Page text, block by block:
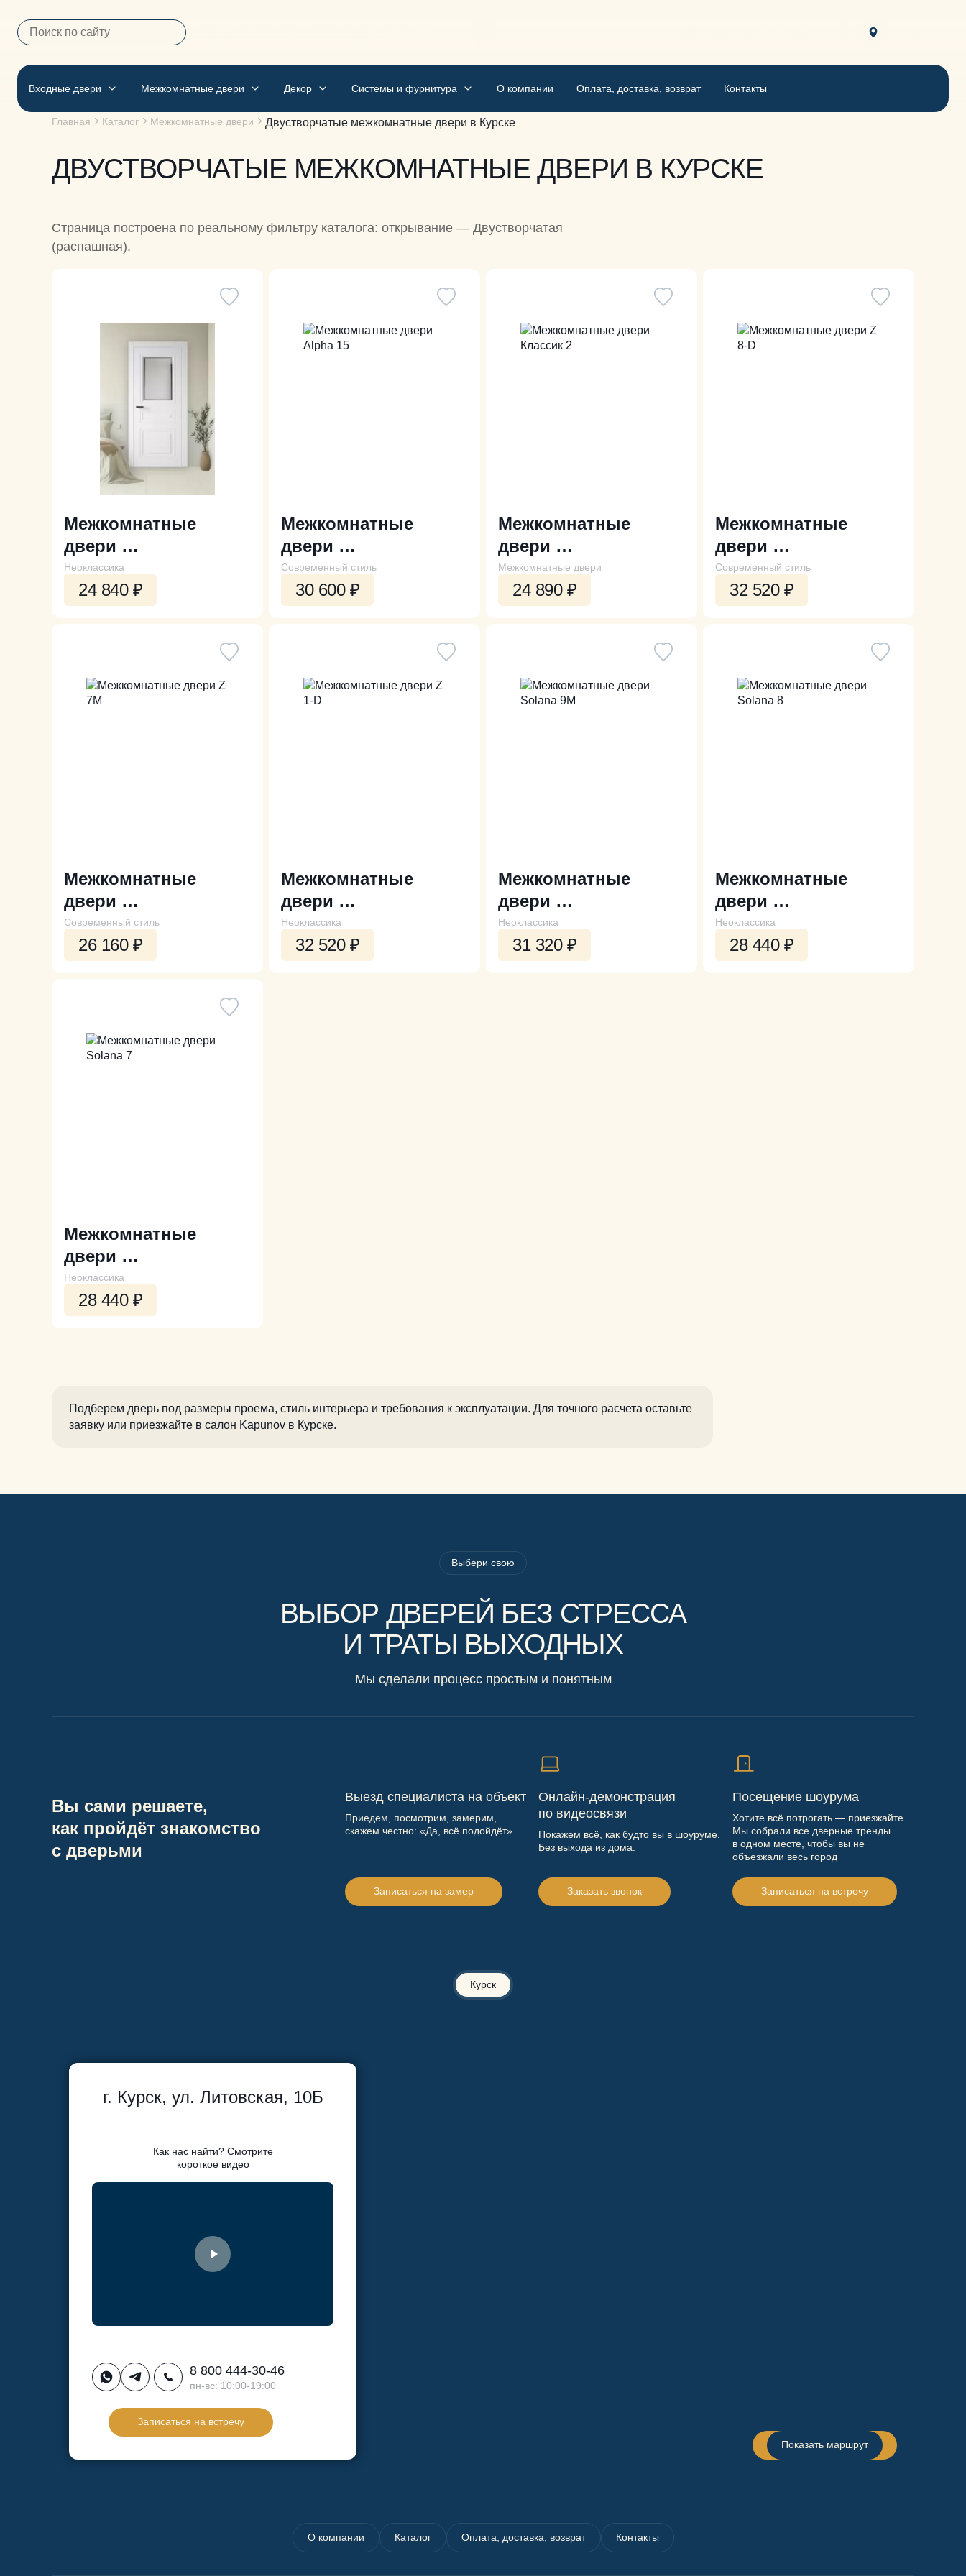
Входные двери Межкомнатные двери Декор Системы и фурнитура О компании Оплата, доставка, возврат Контакты
Главная Каталог Межкомнатные двери Двустворчатые межкомнатные двери в Курске
ДВУСТВОРЧАТЫЕ МЕЖКОМНАТНЫЕ ДВЕРИ В КУРСКЕ
Страница построена по реальному фильтру каталога: открывание — Двустворчатая
(распашная).
Межкомнатные
двери
Monza 5.2 ДО
Неоклассика
24 840₽
Межкомнатные
двери
Alpha 15
Современный стиль
30 600₽
Межкомнатные
двери
Классик 2
Межкомнатные двери
24 890₽
Межкомнатные
двери
Z 8-D
Современный стиль
32 520₽
Межкомнатные
двери
Z 7M
Современный стиль
26 160₽
Межкомнатные
двери
Z 1-D
Неоклассика
32 520₽
Межкомнатные
двери
Solana 9M
Неоклассика
31 320₽
Межкомнатные
двери
Solana 8
Неоклассика
28 440₽
Межкомнатные
двери
Solana 7
Неоклассика
28 440₽
Подберем дверь под размеры проема, стиль интерьера и требования к эксплуатации. Для точного расчета оставьте
заявку или приезжайте в салон Kapunov в Курске.
Выбери свою
ВЫБОР ДВЕРЕЙ БЕЗ СТРЕССА
И ТРАТЫ ВЫХОДНЫХ
Мы сделали процесс простым и понятным
Вы сами решаете,
как пройдёт знакомство
с дверьми
Выезд специалиста на объект
Приедем, посмотрим, замерим,
скажем честно: «Да, всё подойдёт»
Записаться на замер
Онлайн-демонстрация
по видеосвязи
Покажем всё, как будто вы в шоуруме.
Без выхода из дома.
Заказать звонок
Посещение шоурума
Хотите всё потрогать — приезжайте.
Мы собрали все дверные тренды
в одном месте, чтобы вы не
объезжали весь город
Записаться на встречу
Курск
г. Курск, ул. Литовская, 10Б
Как нас найти? Смотрите
короткое видео
8 800 444-30-46
пн-вс: 10:00-19:00
Записаться на встречу
Показать маршрут
О компании Каталог Оплата, доставка, возврат Контакты